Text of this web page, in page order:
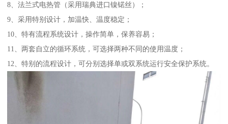
8、法兰式电热管（采用瑞典进口镍锘丝）；
9、采用特别设计，加温快、温度稳定；
10、特有流程系统设计，操作简单，保养容易；
11、两套自立的循环系统，可选择两种不同的使用温度；
12、特别的流程设计，可分别选择单或双系统运行安全保护系统。